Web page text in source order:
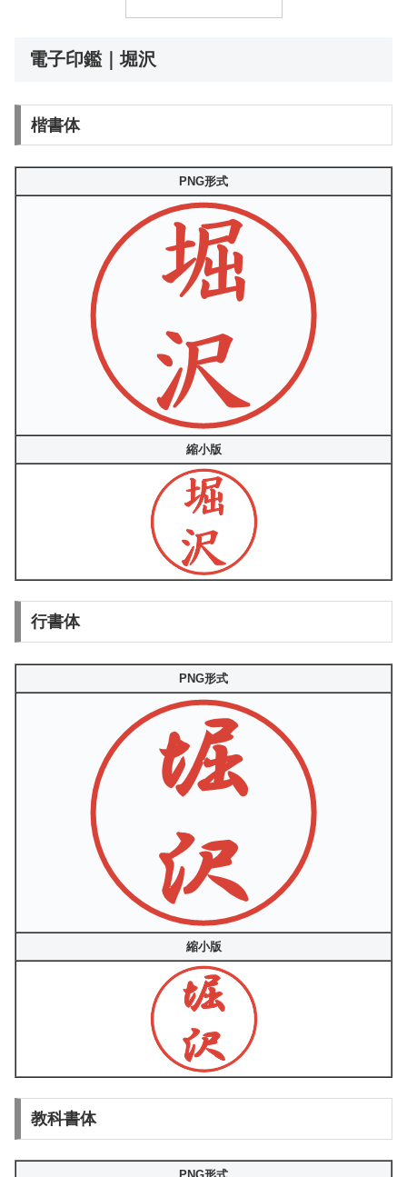
電子印鑑｜堀沢
楷書体
PNG形式
縮小版
行書体
PNG形式
縮小版
教科書体